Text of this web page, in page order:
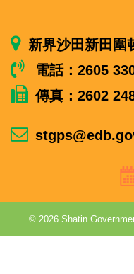
新界沙田新田圍
電話：2605
傳真：2602
© 2026 Shatin